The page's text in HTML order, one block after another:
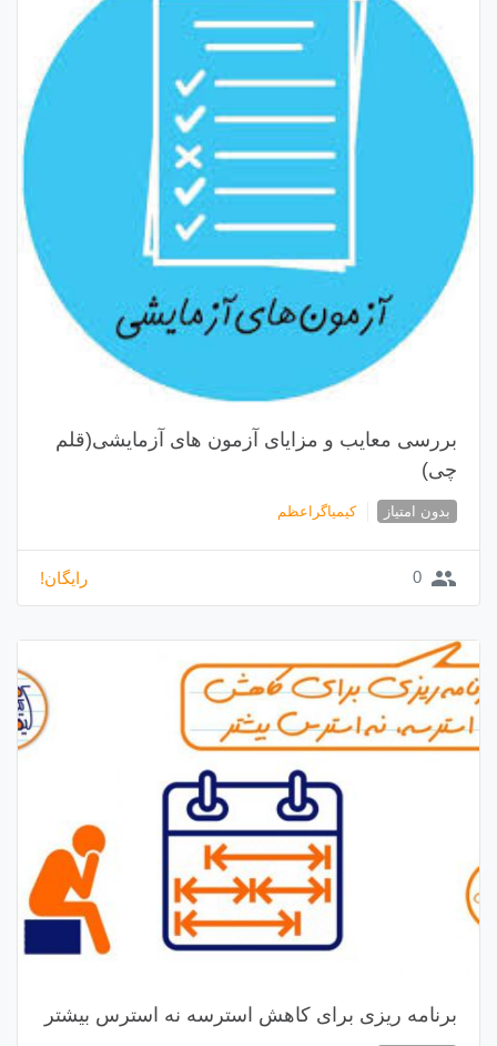
بررسی معایب و مزایای آزمون های آزمایشی(قلم
چی)
بدون امتیاز کیمیاگراعظم
group
0 رایگان!
برنامه ریزی برای کاهش استرسه نه استرس بیشتر